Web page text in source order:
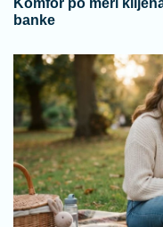
Komfor po meri
banke